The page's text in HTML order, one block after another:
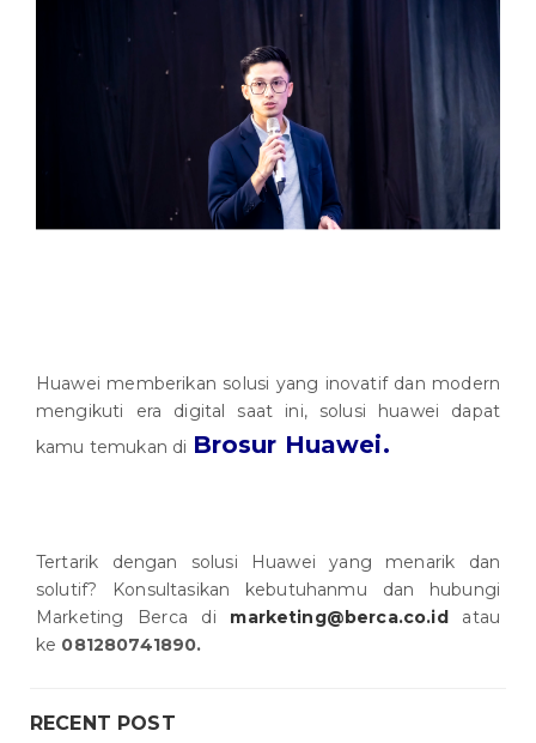
Huawei memberikan solusi yang inovatif dan modern
mengikuti era digital saat ini, solusi huawei dapat
kamu temukan di Brosur Huawei.
Tertarik dengan solusi Huawei yang menarik dan
solutif? Konsultasikan kebutuhanmu dan hubungi
Marketing Berca di marketing@berca.co.id
atau
ke 081280741890.
RECENT POST